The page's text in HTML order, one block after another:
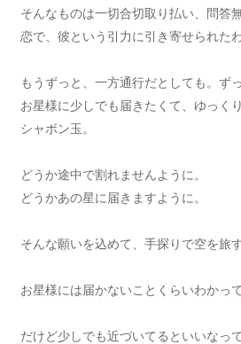
そんなものは一切合切取り払い、問答
恋で、彼という引力に引き寄せられた
もうずっと、一方通行だとしても。ず
お星様に少しでも届きたくて、ゆっく
シャボン玉。
どうか途中で割れませんように。
どうかあの星に届きますように。
そんな願いを込めて、手探りで空を旅す
お星様には届かないことくらいわかって
だけど少しでも近づいてるといいなっ